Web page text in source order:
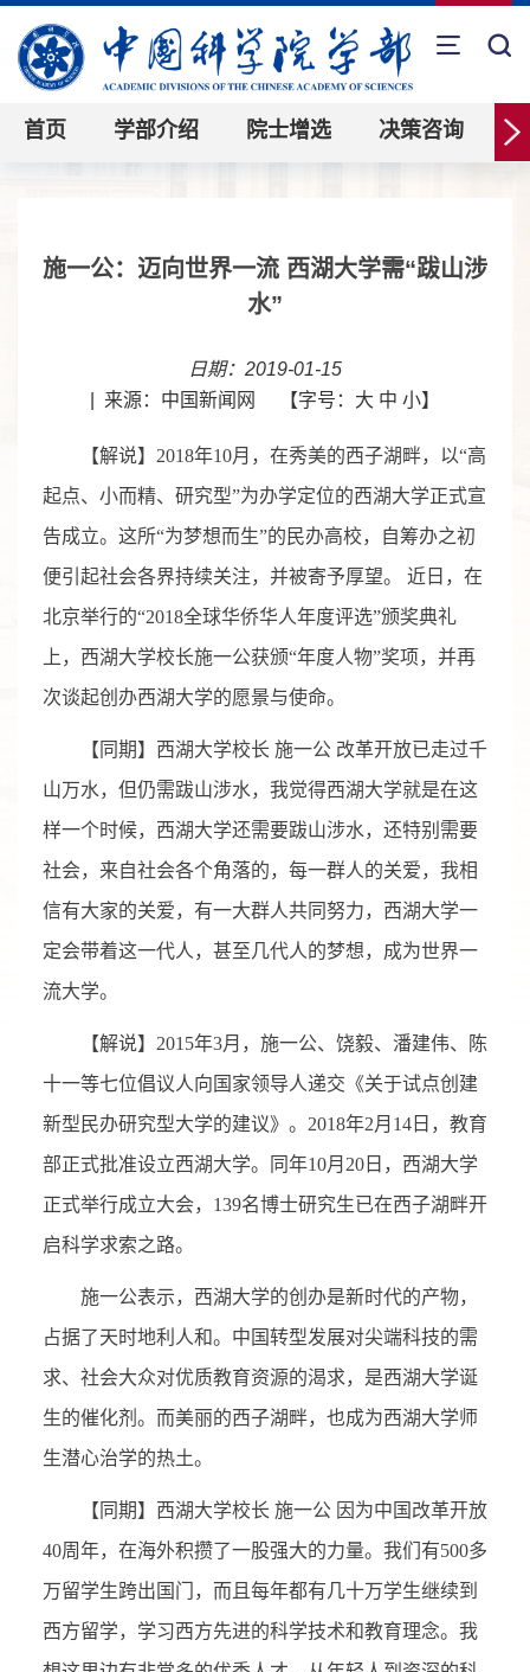
首页 学部介绍 院士增选 决策咨询
施一公：迈向世界一流 西湖大学需“跋山涉
水”
日期：2019-01-15
来源：中国新闻网 【字号： 大 中 小】
【解说】2018年10月，在秀美的西子湖畔，以“高
起点、小而精、研究型”为办学定位的西湖大学正式宣
告成立。这所“为梦想而生”的民办高校，自筹办之初
便引起社会各界持续关注，并被寄予厚望。 近日，在
北京举行的“2018全球华侨华人年度评选”颁奖典礼
上，西湖大学校长施一公获颁“年度人物”奖项，并再
次谈起创办西湖大学的愿景与使命。
【同期】西湖大学校长 施一公 改革开放已走过千
山万水，但仍需跋山涉水，我觉得西湖大学就是在这
样一个时候，西湖大学还需要跋山涉水，还特别需要
社会，来自社会各个角落的，每一群人的关爱，我相
信有大家的关爱，有一大群人共同努力，西湖大学一
定会带着这一代人，甚至几代人的梦想，成为世界一
流大学。
【解说】2015年3月，施一公、饶毅、潘建伟、陈
十一等七位倡议人向国家领导人递交《关于试点创建
新型民办研究型大学的建议》。2018年2月14日，教育
部正式批准设立西湖大学。同年10月20日，西湖大学
正式举行成立大会，139名博士研究生已在西子湖畔开
启科学求索之路。
施一公表示，西湖大学的创办是新时代的产物，
占据了天时地利人和。中国转型发展对尖端科技的需
求、社会大众对优质教育资源的渴求，是西湖大学诞
生的催化剂。而美丽的西子湖畔，也成为西湖大学师
生潜心治学的热土。
【同期】西湖大学校长 施一公 因为中国改革开放
40周年，在海外积攒了一股强大的力量。我们有500多
万留学生跨出国门，而且每年都有几十万学生继续到
西方留学，学习西方先进的科学技术和教育理念。我